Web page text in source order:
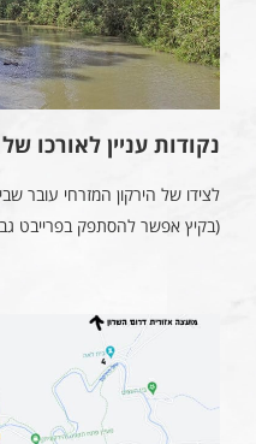
נקודות עניין לאורכו
לצידו של הירקון המזרחי עובר
(בקיץ אפשר להסתפק בפרייבט